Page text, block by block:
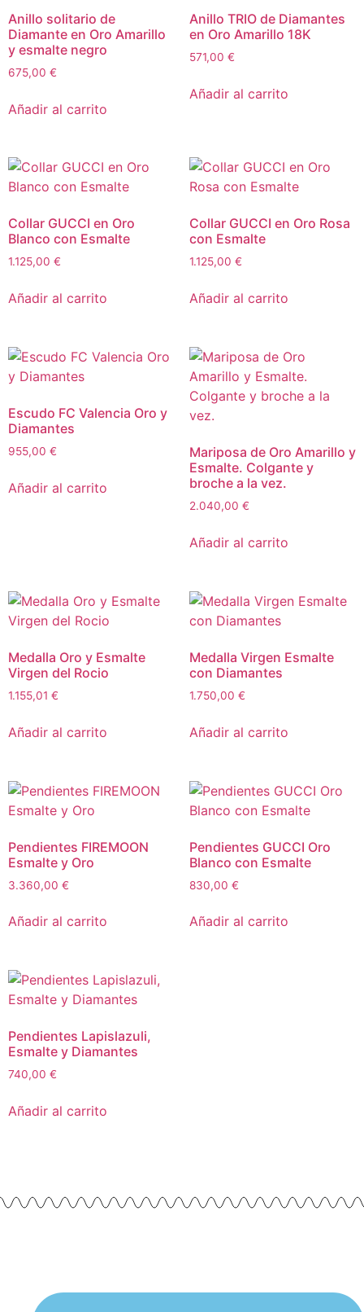
Anillo solitario de
Diamante en Oro Amarillo
y esmalte negro
675,00 €
Añadir al carrito
Anillo TRIO de Diamantes
en Oro Amarillo 18K
571,00 €
Añadir al carrito
Collar GUCCI en Oro
Blanco con Esmalte
1.125,00 €
Añadir al carrito
Collar GUCCI en Oro Rosa
con Esmalte
1.125,00 €
Añadir al carrito
Escudo FC Valencia Oro y
Diamantes
955,00 €
Añadir al carrito
Mariposa de Oro Amarillo y
Esmalte. Colgante y
broche a la vez.
2.040,00 €
Añadir al carrito
Medalla Oro y Esmalte
Virgen del Rocio
1.155,01 €
Añadir al carrito
Medalla Virgen Esmalte
con Diamantes
1.750,00 €
Añadir al carrito
Pendientes FIREMOON
Esmalte y Oro
3.360,00 €
Añadir al carrito
Pendientes GUCCI Oro
Blanco con Esmalte
830,00 €
Añadir al carrito
Pendientes Lapislazuli,
Esmalte y Diamantes
740,00 €
Añadir al carrito